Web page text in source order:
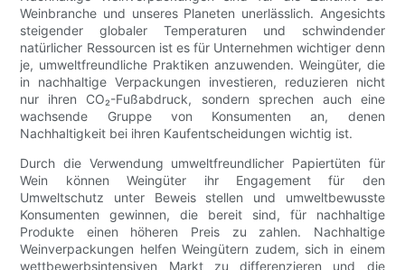
Weinbranche und unseres Planeten unerlässlich. Angesichts
steigender globaler Temperaturen und schwindender
natürlicher Ressourcen ist es für Unternehmen wichtiger denn
je, umweltfreundliche Praktiken anzuwenden. Weingüter, die
in nachhaltige Verpackungen investieren, reduzieren nicht
nur ihren CO₂-Fußabdruck, sondern sprechen auch eine
wachsende Gruppe von Konsumenten an, denen
Nachhaltigkeit bei ihren Kaufentscheidungen wichtig ist.
Durch die Verwendung umweltfreundlicher Papiertüten für
Wein können Weingüter ihr Engagement für den
Umweltschutz unter Beweis stellen und umweltbewusste
Konsumenten gewinnen, die bereit sind, für nachhaltige
Produkte einen höheren Preis zu zahlen. Nachhaltige
Weinverpackungen helfen Weingütern zudem, sich in einem
wettbewerbsintensiven Markt zu differenzieren und die